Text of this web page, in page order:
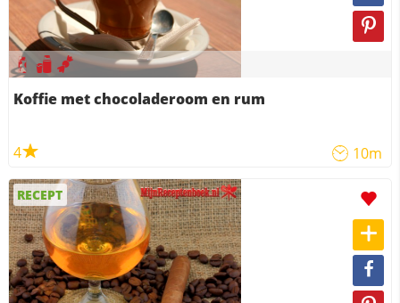
Koffie met chocoladeroom en rum
4 10m
RECEPT